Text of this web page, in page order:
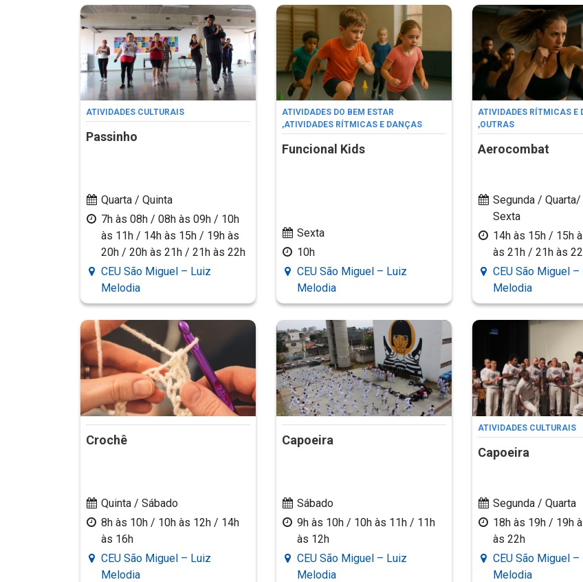
ATIVIDADES CULTURAIS
Passinho
Quarta / Quinta
7h às 08h / 08h às 09h / 10h
às 11h / 14h às 15h / 19h às
20h / 20h às 21h / 21h às 22h
CEU São Miguel – Luiz
Melodia
ATIVIDADES DO BEM ESTAR
,ATIVIDADES RÍTMICAS E DANÇAS
Funcional Kids
Sexta
10h
CEU São Miguel – Luiz
Melodia
ATIVIDADES RÍTMICAS E
,OUTRAS
Aerocombat
Segunda /
Sexta
14h às 15h / 15h
às 21h / 21h às
CEU São Miguel –
Melodia
Crochê
Quinta / Sábado
8h às 10h / 10h às 12h / 14h
às 16h
CEU São Miguel – Luiz
Melodia
Capoeira
Sábado
9h às 10h / 10h às 11h / 11h
às 12h
CEU São Miguel – Luiz
Melodia
ATIVIDADES CULTURAIS
Capoeira
Segunda / Quarta
18h às 19h / 19h
às 22h
CEU São Miguel –
Melodia